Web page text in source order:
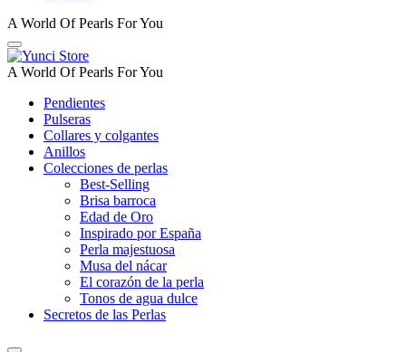
A World Of Pearls For You
A World Of Pearls For You
Pendientes
Pulseras
Collares y colgantes
Anillos
Colecciones de perlas
Best-Selling
Brisa barroca
Edad de Oro
Inspirado por España
Perla majestuosa
Musa del nácar
El corazón de la perla
Tonos de agua dulce
Secretos de las Perlas